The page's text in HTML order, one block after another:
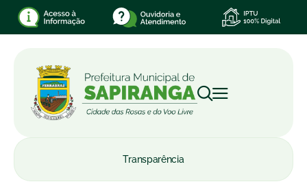
Transparência